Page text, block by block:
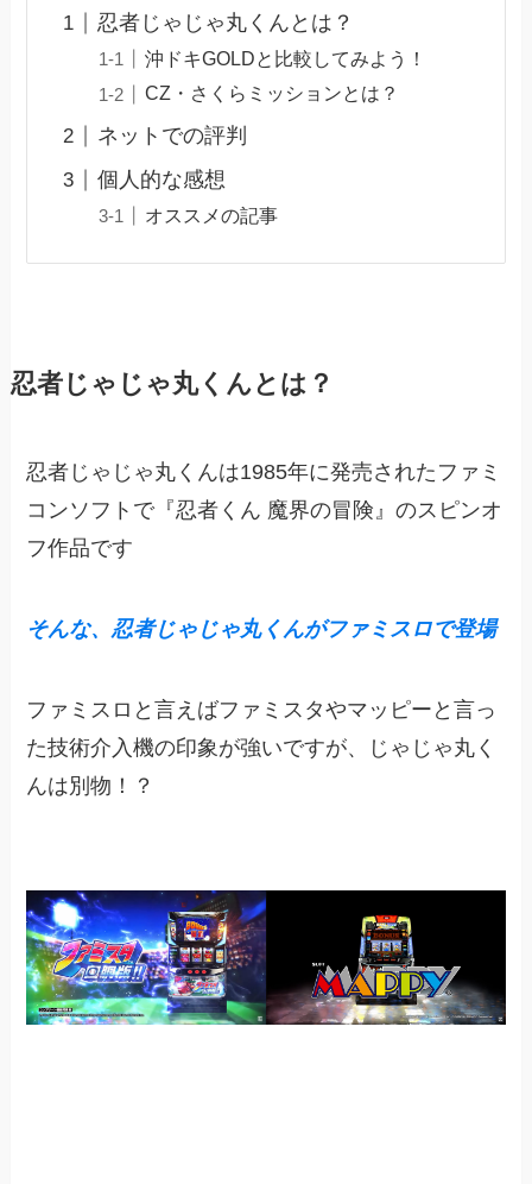
忍者じゃじゃ丸くんとは？
沖ドキGOLDと比較してみよう！
CZ・さくらミッションとは？
ネットでの評判
個人的な感想
オススメの記事
忍者じゃじゃ丸くんとは？
忍者じゃじゃ丸くんは1985年に発売されたファミ
コンソフトで『忍者くん 魔界の冒険』のスピンオ
フ作品です
そんな、忍者じゃじゃ丸くんがファミス ロで登場
ファミスロと言えばファミスタやマッピーと言っ
た技術介入機の印象が強いですが、じゃじゃ丸く
んは別物！？